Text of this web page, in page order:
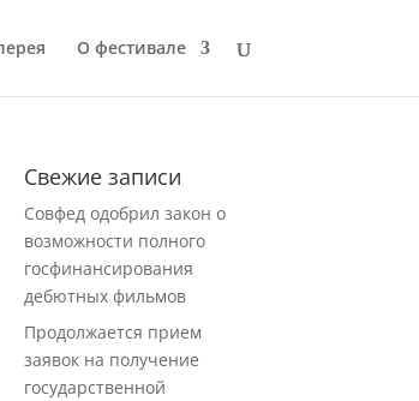
О фестивале
Свежие записи
Совфед одобрил закон о
возможности полного
госфинансирования
дебютных фильмов
Продолжается прием
заявок на получение
государственной